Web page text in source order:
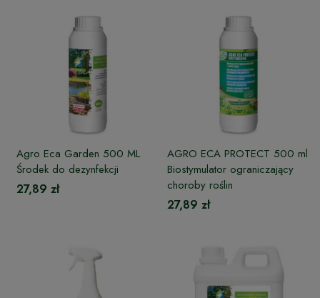
Agro Eca Garden 500 ML
Środek do dezynfekcji
27,89 zł
AGRO ECA PROTECT 500 ml
Biostymulator ograniczający
choroby roślin
27,89 zł